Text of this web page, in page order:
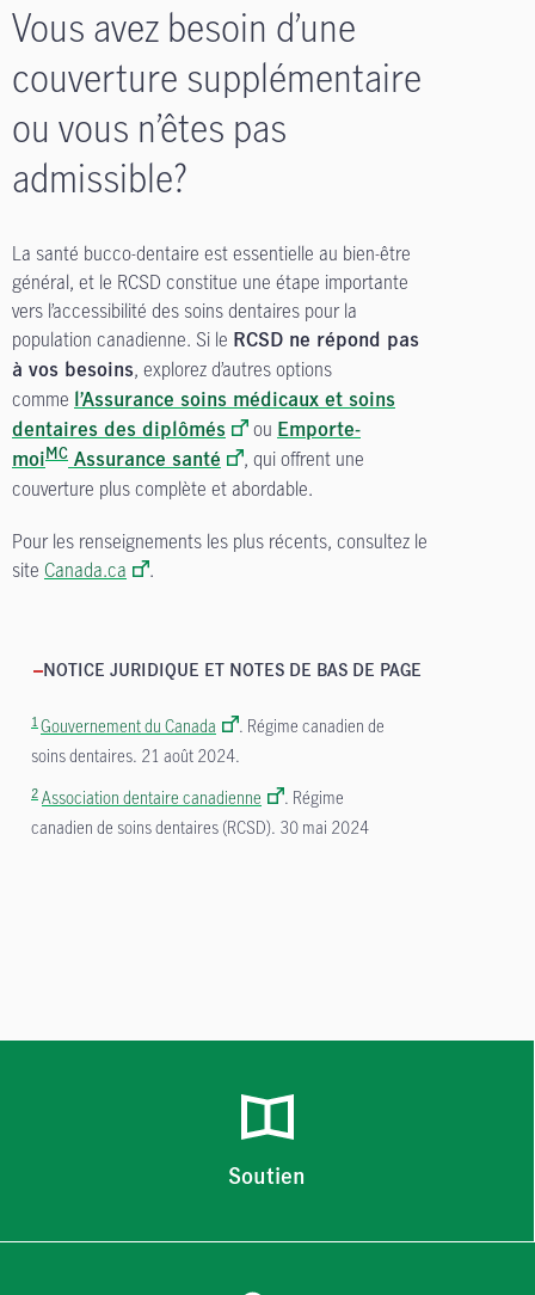
Vous avez besoin d’une
couverture supplémentaire
ou vous n’êtes pas
admissible?
La santé bucco-dentaire est essentielle au bien-être
général, et le RCSD constitue une étape importante
vers l’accessibilité des soins dentaires pour la
population canadienne. Si le RCSD ne répond pas
à vos besoins, explorez d’autres options
comme
l’Assurance soins médicaux et soins
dentaires des diplômés
ou Emporte-
moi MC Assurance santé
, qui offrent une
couverture plus complète et abordable.
Pour les renseignements les plus récents, consultez le
site Canada.ca .
NOTICE JURIDIQUE ET NOTES DE BAS DE PAGE
1 Gouvernement du Canada
. Régime canadien de
soins dentaires. 21 août 2024.
2 Association dentaire canadienne
. Régime
canadien de soins dentaires (RCSD). 30 mai 2024
Soutien